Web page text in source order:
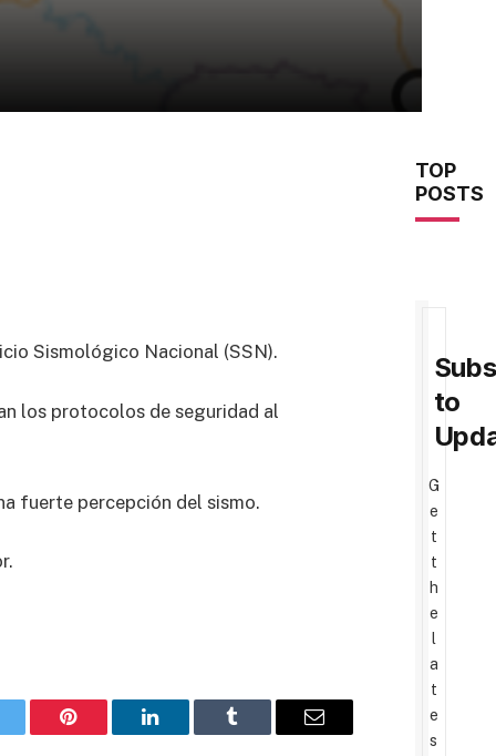
Sismológico Nacional (SSN).
los protocolos de seguridad al
fuerte percepción del sismo.
Pinterest LinkedIn Tumblr Email
TOP
POSTS
to
G
e
t
t
h
e
l
a
t
e
s